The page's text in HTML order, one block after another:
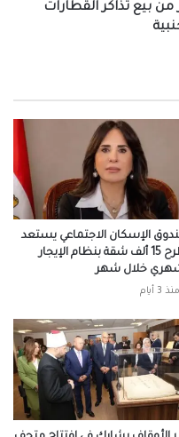
دولار من بيع تذاكر القطارات
الإسكان الاجتماعي يستعد
لطرح 15 ألف شقة بنظام الإيجار
خلال شهر
منذ 3 أيام